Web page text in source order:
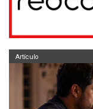
Artículo